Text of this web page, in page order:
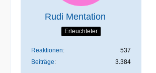
Rudi Mentation
Erleuchteter
Reaktionen
537
Beiträge
3.384